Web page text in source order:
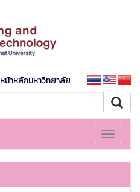
หน้าหลักมหาวิทยาลัย
Toggle